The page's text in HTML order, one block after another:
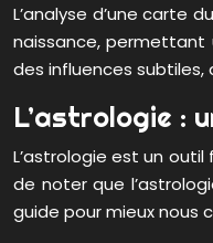
L’analyse d’une carte
naissance, permettant
des influences subtiles,
L’astrologie :
L’astrologie est un
de noter que
guide pour mieux nous